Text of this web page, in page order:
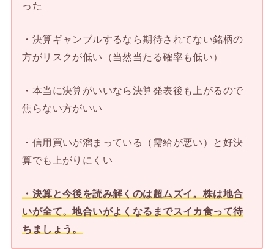
った
・決算ギャンブルするなら期待されてない銘柄の
方がリスクが低い（当然当たる確率も低い）
・本当に決算がいいなら決算発表後も上がるので
焦らない方がいい
・信用買いが溜まっている（需給が悪い）と好決
算でも上がりにくい
・決算と今後を読み解くのは超ムズイ。株は地合
いが全て。地合いがよくなるまでスイカ食って待
ちましょう。